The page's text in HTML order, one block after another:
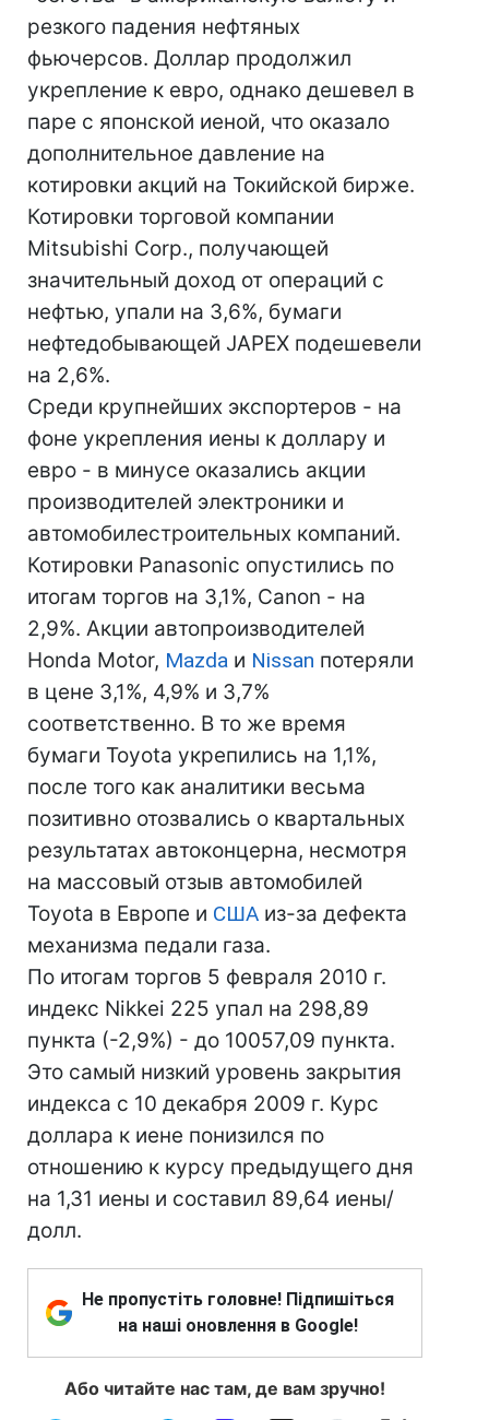
резкого падения нефтяных
фьючерсов. Доллар продолжил
укрепление к евро, однако дешевел в
паре с японской иеной, что оказало
дополнительное давление на
котировки акций на Токийской бирже.
Котировки торговой компании
Mitsubishi Corp., получающей
значительный доход от операций с
нефтью, упали на 3,6%, бумаги
нефтедобывающей JAPEX подешевели
на 2,6%.
Среди крупнейших экспортеров - на
фоне укрепления иены к доллару и
евро - в минусе оказались акции
производителей электроники и
автомобилестроительных компаний.
Котировки Panasonic опустились по
итогам торгов на 3,1%, Canon - на
2,9%. Акции автопроизводителей
Honda Motor, Mazda и Nissan потеряли
в цене 3,1%, 4,9% и 3,7%
соответственно. В то же время
бумаги Toyota укрепились на 1,1%,
после того как аналитики весьма
позитивно отозвались о квартальных
результатах автоконцерна, несмотря
на массовый отзыв автомобилей
Toyota в Европе и США из-за дефекта
механизма педали газа.
По итогам торгов 5 февраля 2010 г.
индекс Nikkei 225 упал на 298,89
пункта (-2,9%) - до 10057,09 пункта.
Это самый низкий уровень закрытия
индекса с 10 декабря 2009 г. Курс
доллара к иене понизился по
отношению к курсу предыдущего дня
на 1,31 иены и составил 89,64 иены/
долл.
Не пропустіть головне! Підпишіться
на наші оновлення в Google!
Або читайте нас там, де вам зручно!